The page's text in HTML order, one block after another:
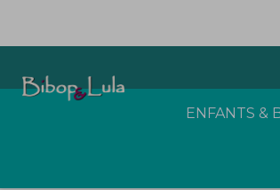
ENFANTS &